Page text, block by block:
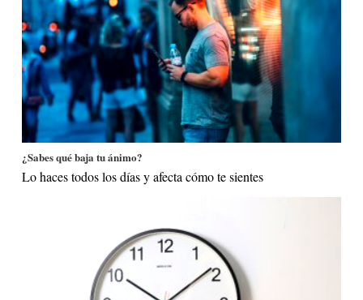
¿Sabes qué baja tu ánimo?
Lo haces todos los días y afecta cómo te sientes